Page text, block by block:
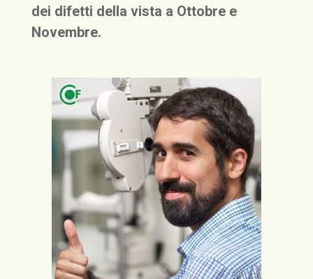
dei difetti della vista a Ottobre e
Novembre.